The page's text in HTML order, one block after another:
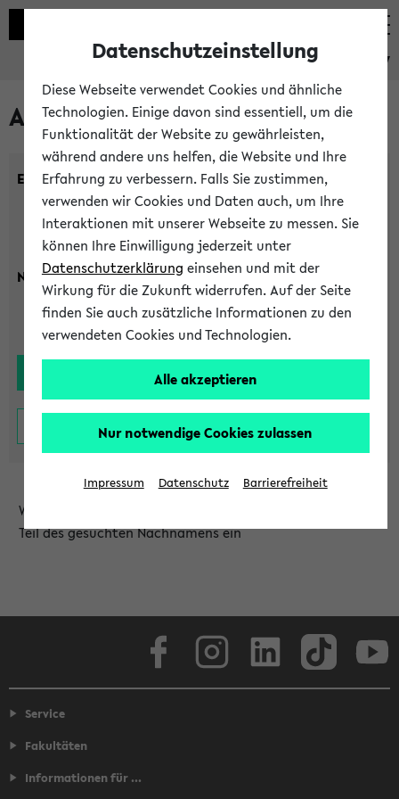
eKVV
Alle Lehrenden
Einrichtung:
Nachname:
Wählen Sie die Einrichtung aus und/oder geben Sie einen
Teil des gesuchten Nachnamens ein
Service
Fakultäten
Informationen für ...
Datenschutzeinstellung
Diese Webseite verwendet Cookies und ähnliche
Technologien. Einige davon sind essentiell, um die
Funktionalität der Website zu gewährleisten,
während andere uns helfen, die Website und Ihre
Erfahrung zu verbessern. Falls Sie zustimmen,
verwenden wir Cookies und Daten auch, um Ihre
Interaktionen mit unserer Webseite zu messen. Sie
können Ihre Einwilligung jederzeit unter
Datenschutzerklärung einsehen und mit der
Wirkung für die Zukunft widerrufen. Auf der Seite
finden Sie auch zusätzliche Informationen zu den
verwendeten Cookies und Technologien.
Alle akzeptieren
Nur notwendige Cookies zulassen
Impressum Datenschutz Barrierefreiheit